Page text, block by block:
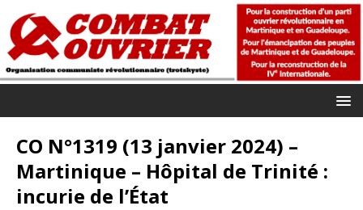
CO N°1319 (13 janvier 2024) –
Martinique – Hôpital de Trinité :
incurie de l’État